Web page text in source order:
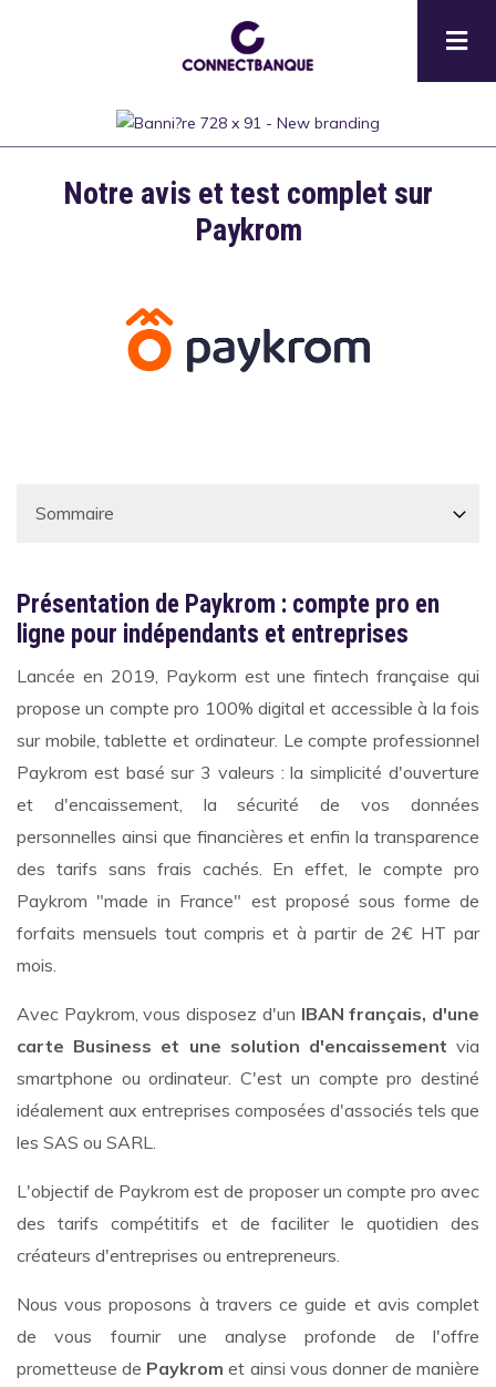
DescriptionNotre avis et test complet sur
Paykrom
Présentation de Paykrom : compte pro en
ligne pour indépendants et entreprises
Lancée en 2019, Paykorm est une fintech française qui
propose un compte pro 100% digital et accessible à la fois
sur mobile, tablette et ordinateur. Le compte professionnel
Paykrom est basé sur 3 valeurs : la simplicité d'ouverture
et d'encaissement, la sécurité de vos données
personnelles ainsi que financières et enfin la transparence
des tarifs sans frais cachés. En effet, le compte pro
Paykrom "made in France" est proposé sous forme de
forfaits mensuels tout compris et à partir de 2€ HT par
mois.
Avec Paykrom, vous disposez d'un IBAN français, d'une
carte Business et une solution d'encaissement via
smartphone ou ordinateur. C'est un compte pro destiné
idéalement aux entreprises composées d'associés tels que
les SAS ou SARL.
L'objectif de Paykrom est de proposer un compte pro avec
des tarifs compétitifs et de faciliter le quotidien des
créateurs d'entreprises ou entrepreneurs.
Nous vous proposons à travers ce guide et avis complet
de vous fournir une analyse profonde de l'offre
prometteuse de Paykromet ainsi vous donner de manière